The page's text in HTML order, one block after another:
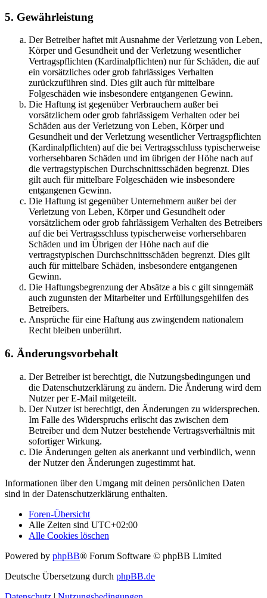
5. Gewährleistung
Der Betreiber haftet mit Ausnahme der Verletzung von Leben,
Körper und Gesundheit und der Verletzung wesentlicher
Vertragspflichten (Kardinalpflichten) nur für Schäden, die auf
ein vorsätzliches oder grob fahrlässiges Verhalten
zurückzuführen sind. Dies gilt auch für mittelbare
Folgeschäden wie insbesondere entgangenen Gewinn.
Die Haftung ist gegenüber Verbrauchern außer bei
vorsätzlichem oder grob fahrlässigem Verhalten oder bei
Schäden aus der Verletzung von Leben, Körper und
Gesundheit und der Verletzung wesentlicher Vertragspflichten
(Kardinalpflichten) auf die bei Vertragsschluss typischerweise
vorhersehbaren Schäden und im übrigen der Höhe nach auf
die vertragstypischen Durchschnittsschäden begrenzt. Dies
gilt auch für mittelbare Folgeschäden wie insbesondere
entgangenen Gewinn.
Die Haftung ist gegenüber Unternehmern außer bei der
Verletzung von Leben, Körper und Gesundheit oder
vorsätzlichem oder grob fahrlässigem Verhalten des Betreibers
auf die bei Vertragsschluss typischerweise vorhersehbaren
Schäden und im Übrigen der Höhe nach auf die
vertragstypischen Durchschnittsschäden begrenzt. Dies gilt
auch für mittelbare Schäden, insbesondere entgangenen
Gewinn.
Die Haftungsbegrenzung der Absätze a bis c gilt sinngemäß
auch zugunsten der Mitarbeiter und Erfüllungsgehilfen des
Betreibers.
Ansprüche für eine Haftung aus zwingendem nationalem
Recht bleiben unberührt.
6. Änderungsvorbehalt
Der Betreiber ist berechtigt, die Nutzungsbedingungen und
die Datenschutzerklärung zu ändern. Die Änderung wird dem
Nutzer per E-Mail mitgeteilt.
Der Nutzer ist berechtigt, den Änderungen zu widersprechen.
Im Falle des Widerspruchs erlischt das zwischen dem
Betreiber und dem Nutzer bestehende Vertragsverhältnis mit
sofortiger Wirkung.
Die Änderungen gelten als anerkannt und verbindlich, wenn
der Nutzer den Änderungen zugestimmt hat.
Informationen über den Umgang mit deinen persönlichen Daten
sind in der Datenschutzerklärung enthalten.
Foren-Übersicht
Alle Zeiten sind UTC+02:00
Alle Cookies löschen
Powered by phpBB® Forum Software © phpBB Limited
Deutsche Übersetzung durch phpBB.de